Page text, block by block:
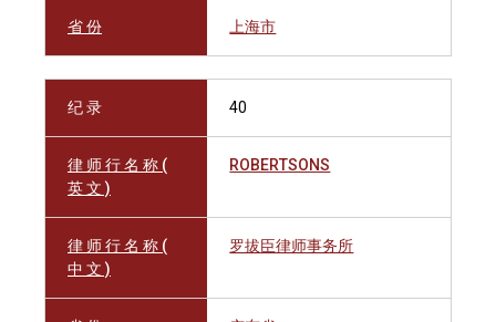
省 份 上海市
纪 录 40
律 师 行 名 称 (
英 文 )
ROBERTSONS
律 师 行 名 称 (
中 文 )
罗拔臣律师事务所